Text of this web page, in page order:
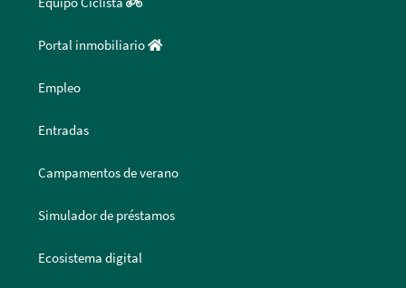
Portal inmobiliario
Empleo
Entradas
Campamentos de verano
Simulador de préstamos
Ecosistema digital